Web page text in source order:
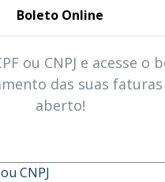
Boleto Online
ou CNPJ e acesse o
das suas
aberto!
CNPJ